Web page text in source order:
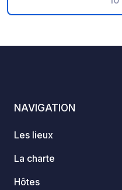
relaxation, balcon
notre locataire, se
et tentes ne sont pas
NAVIGATION
Les lieux
La charte
Hôtes